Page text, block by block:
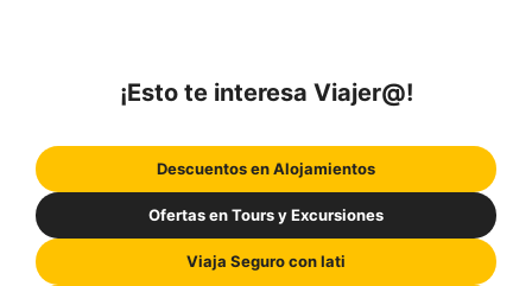
¡Esto te interesa Viajer@!
Descuentos en Alojamientos
Ofertas en Tours y Excursiones
Viaja Seguro con Iati